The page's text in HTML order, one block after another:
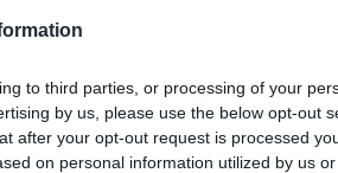
to third parties, or processing of your
by us, please use the below opt-out
after your opt-out request is processed
on personal information utilized by us
Ελλάδας στον πόλεμο
η αντιπολίτευση - Τι
για τους Patriot